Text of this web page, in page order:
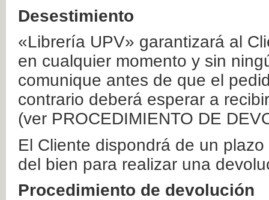
Desestimiento
«Librería UPV» garantizará al
en cualquier momento y sin
comunique antes de que el
contrario deberá esperar a
(ver PROCEDIMIENTO DE
El Cliente dispondrá de un
del bien para realizar una
Procedimiento de devolución